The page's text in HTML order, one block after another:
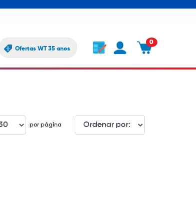
Ofertas WT 35 anos
0
por página